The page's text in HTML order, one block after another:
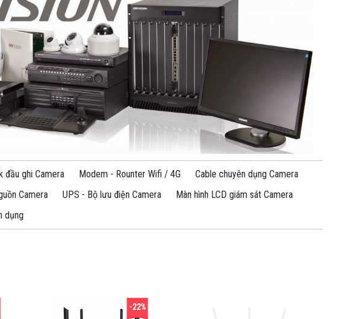
đầu ghi Camera Modem - Rounter Wifi / 4G
Cable chuyên dụng Camera
Camera UPS - Bộ lưu điện Camera
Màn hình LCD giám sát Camera
dụng
-22%